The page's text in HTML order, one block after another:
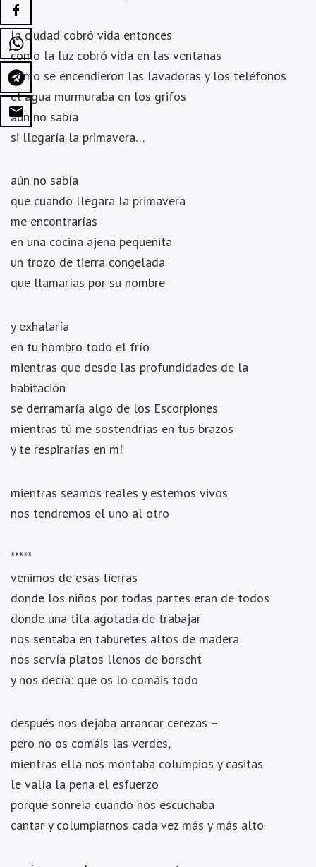
la ciudad cobró vida entonces
como la luz cobró vida en las ventanas
como se encendieron las lavadoras y los teléfonos
el agua murmuraba en los grifos
aún no sabía
si llegaría la primavera…
aún no sabía
que cuando llegara la primavera
me encontrarías
en una cocina ajena pequeñita
un trozo de tierra congelada
que llamarías por su nombre
y exhalaría
en tu hombro todo el frío
mientras que desde las profundidades de la
habitación
se derramaría algo de los Escorpiones
mientras tú me sostendrías en tus brazos
y te respirarías en mí
mientras seamos reales y estemos vivos
nos tendremos el uno al otro
*****
venimos de esas tierras
donde los niños por todas partes eran de todos
donde una tita agotada de trabajar
nos sentaba en taburetes altos de madera
nos servía platos llenos de borscht
y nos decía: que os lo comáis todo
después nos dejaba arrancar cerezas –
pero no os comáis las verdes,
mientras ella nos montaba columpios y casitas
le valía la pena el esfuerzo
porque sonreía cuando nos escuchaba
cantar y columpiarnos cada vez más y más alto